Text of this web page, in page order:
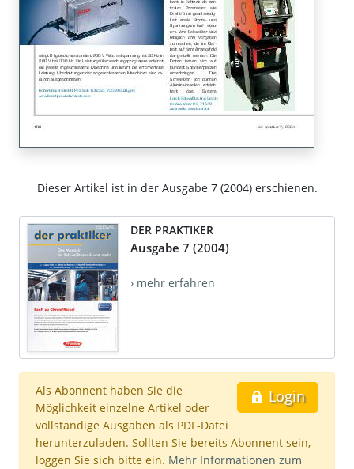
Dieser Artikel ist in der Ausgabe 7 (2004) erschienen.
DER PRAKTIKER
Ausgabe 7 (2004)
› mehr erfahren
Login
Als Abonnent haben Sie die
Möglichkeit einzelne Artikel oder
vollständige Ausgaben als PDF-Datei
herunterzuladen. Sollten Sie bereits Abonnent sein,
loggen Sie sich bitte ein. Mehr Informationen zum